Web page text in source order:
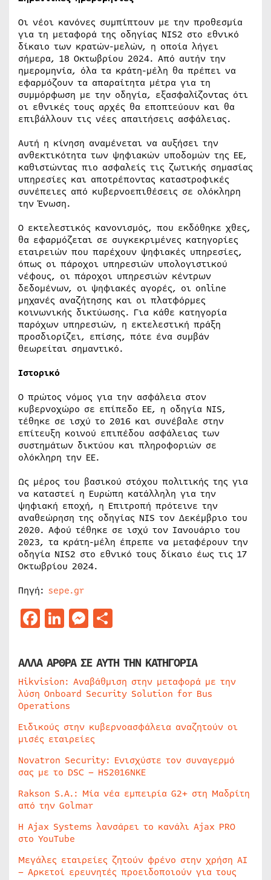
Οι νέοι κανόνες συμπίπτουν με την προθεσμία
για τη μεταφορά της οδηγίας NIS2 στο εθνικό
δίκαιο των κρατών-μελών, η οποία λήγει
σήμερα, 18 Οκτωβρίου 2024. Από αυτήν την
ημερομηνία, όλα τα κράτη-μέλη θα πρέπει να
εφαρμόζουν τα απαραίτητα μέτρα για τη
συμμόρφωση με την οδηγία, εξασφαλίζοντας ότι
οι εθνικές τους αρχές θα εποπτεύουν και θα
επιβάλλουν τις νέες απαιτήσεις ασφάλειας.
Αυτή η κίνηση αναμένεται να αυξήσει την
ανθεκτικότητα των ψηφιακών υποδομών της ΕΕ,
καθιστώντας πιο ασφαλείς τις ζωτικής σημασίας
υπηρεσίες και αποτρέποντας καταστροφικές
συνέπειες από κυβερνοεπιθέσεις σε ολόκληρη
την Ένωση.
Ο εκτελεστικός κανονισμός, που εκδόθηκε χθες,
θα εφαρμόζεται σε συγκεκριμένες κατηγορίες
εταιρειών που παρέχουν ψηφιακές υπηρεσίες,
όπως οι πάροχοι υπηρεσιών υπολογιστικού
νέφους, οι πάροχοι υπηρεσιών κέντρων
δεδομένων, οι ψηφιακές αγορές, οι online
μηχανές αναζήτησης και οι πλατφόρμες
κοινωνικής δικτύωσης. Για κάθε κατηγορία
παρόχων υπηρεσιών, η εκτελεστική πράξη
προσδιορίζει, επίσης, πότε ένα συμβάν
θεωρείται σημαντικό.
Ιστορικό
Ο πρώτος νόμος για την ασφάλεια στον
κυβερνοχώρο σε επίπεδο ΕΕ, η οδηγία NIS,
τέθηκε σε ισχύ το 2016 και συνέβαλε στην
επίτευξη κοινού επιπέδου ασφάλειας των
συστημάτων δικτύου και πληροφοριών σε
ολόκληρη την ΕΕ.
Ως μέρος του βασικού στόχου πολιτικής της για
να καταστεί η Ευρώπη κατάλληλη για την
ψηφιακή εποχή, η Επιτροπή πρότεινε την
αναθεώρηση της οδηγίας NIS τον Δεκέμβριο του
2020. Αφού τέθηκε σε ισχύ τον Ιανουάριο του
2023, τα κράτη-μέλη έπρεπε να μεταφέρουν την
οδηγία NIS2 στο εθνικό τους δίκαιο έως τις 17
Οκτωβρίου 2024.
Πηγή: sepe.gr
Facebook
LinkedIn
Messenger
ΑΛΛΑ ΑΡΘΡΑ ΣΕ ΑΥΤΗ ΤΗΝ ΚΑΤΗΓΟΡΙΑ
Hikvision: Αναβάθμιση στην μεταφορά με την
λύση Onboard Security Solution for Bus
Operations
Ειδικούς στην κυβερνοασφάλεια αναζητούν οι
μισές εταιρείες
Novatron Security: Ενισχύστε τον συναγερμό
σας με το DSC – HS2016NKE
Rakson S.A.: Μία νέα εμπειρία G2+ στη Μαδρίτη
από την Golmar
Η Ajax Systems λανσάρει το κανάλι Ajax PRO
στο YouTube
Μεγάλες εταιρείες ζητούν φρένο στην χρήση AI
– Αρκετοί ερευνητές προειδοποιούν για τους